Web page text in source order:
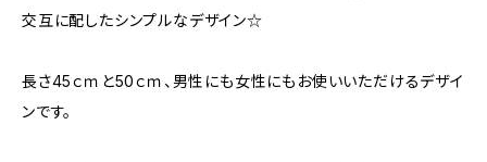
交互に配したシンプルなデザイン☆
長さ45ｃｍと50ｃｍ、男性にも女性にもお使いいただけるデザイ
ンです。